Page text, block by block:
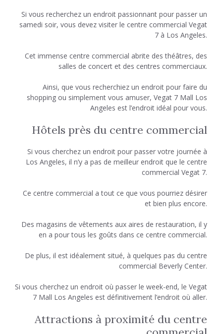
Si vous recherchez un endroit passionnant pour passer un
samedi soir, vous devez visiter le centre commercial Vegat
7 à Los Angeles.
Cet immense centre commercial abrite des théâtres, des
salles de concert et des centres commerciaux.
Ainsi, que vous recherchiez un endroit pour faire du
shopping ou simplement vous amuser, Vegat 7 Mall Los
Angeles est l’endroit idéal pour vous.
Hôtels près du centre commercial
Si vous cherchez un endroit pour passer votre journée à
Los Angeles, il n’y a pas de meilleur endroit que le centre
commercial Vegat 7.
Ce centre commercial a tout ce que vous pourriez désirer
et bien plus encore.
Des magasins de vêtements aux aires de restauration, il y
en a pour tous les goûts dans ce centre commercial.
De plus, il est idéalement situé, à quelques pas du centre
commercial Beverly Center.
Si vous cherchez un endroit où passer le week-end, le Vegat
7 Mall Los Angeles est définitivement l’endroit où aller.
Attractions à proximité du centre